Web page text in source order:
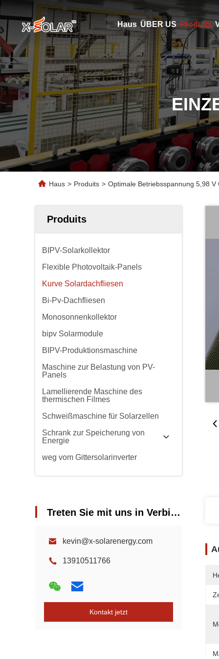
Haus ÜBER US Produits
Haus > Produits > Optimale Betriebsspannung 5,98
Produits
BIPV-Solarkollektor
Flexible Photovoltaik-Panels
Kurve Solardachfliesen
Bi-Pv-Dachfliesen
Monosonnenkollektor
bipv Solarmodule
BIPV-Produktionsmaschine
Maschine zur Belastung von PV-
Panels
Lamellierende Maschine des
thermischen Filmes
Schweißmaschine für Solarzellen
Schrank zur Speicherung von
Energie
weg vom Gittersolarinverter
Treten Sie mit uns in Verbindung
kevin@x-solarenergy.com
13910511766
Kontakt jetzt